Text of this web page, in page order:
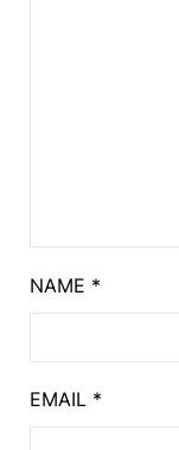
NAME *
EMAIL *